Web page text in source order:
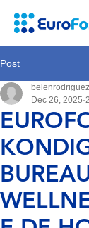
Post
Dec 26, 2025